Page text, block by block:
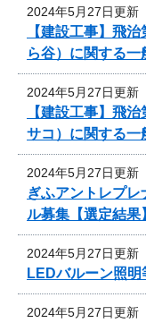
2024年5月27日更新
【建設工事】飛
ら谷）に関する
2024年5月27日更新
【建設工事】飛
サコ）に関する一
2024年5月27日更新
ぎふアントレプ
ル募集【選定結果
2024年5月27日更新
LEDバルーン照
2024年5月27日更新